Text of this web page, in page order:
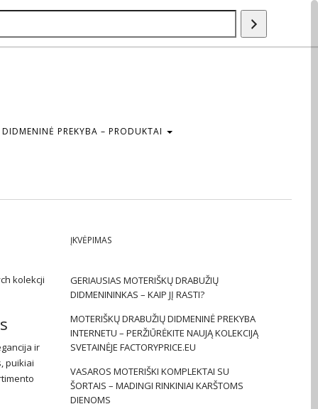
DIDMENINĖ PREKYBA – PRODUKTAI
kolekcji
ir
puikiai
ĮKVĖPIMAS
GERIAUSIAS MOTERIŠKŲ DRABUŽIŲ
DIDMENININKAS – KAIP JĮ RASTI?
MOTERIŠKŲ DRABUŽIŲ DIDMENINĖ PREKYBA
INTERNETU – PERŽIŪRĖKITE NAUJĄ KOLEKCIJĄ
SVETAINĖJE FACTORYPRICE.EU
VASAROS MOTERIŠKI KOMPLEKTAI SU
ŠORTAIS – MADINGI RINKINIAI KARŠTOMS
DIENOMS